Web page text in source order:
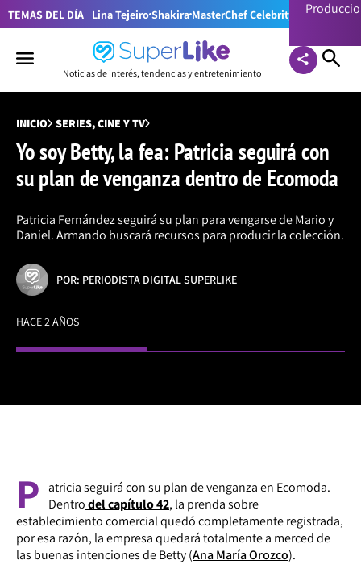
TEMAS DEL DÍA Lina TejeiroShakira MasterChef Celebrity Colombia
Noticias de interés, tendencias y entretenimiento
INICIO SERIES, CINE Y TV
Yo soy Betty, la fea: Patricia seguirá con
su plan de venganza dentro de Ecomoda
Patricia Fernández seguirá su plan para vengarse de Mario y
Daniel. Armando buscará recursos para producir la colección.
POR: PERIODISTA DIGITAL SUPERLIKE
HACE 2 AÑOS
P
atricia seguirá con su plan de venganza en Ecomoda.
Dentrodel capítulo 42, la prenda sobre
establecimiento comercial quedó completamente registrada,
por esa razón, la empresa quedará totalmente a merced de
las buenas intenciones de Betty (Ana María Orozco).